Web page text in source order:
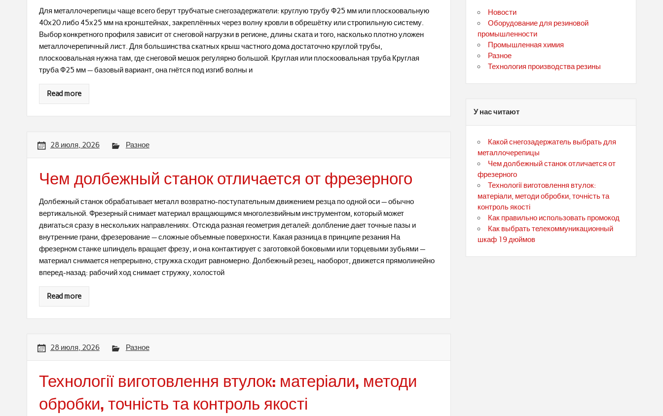
Для металлочерепицы чаще всего берут трубчатые снегозадержатели: круглую трубу Ф25 мм или плоскоовальную
40х20 либо 45х25 мм на кронштейнах, закреплённых через волну кровли в обрешётку или стропильную систему.
Выбор конкретного профиля зависит от снеговой нагрузки в регионе, длины ската и того, насколько плотно уложен
металлочерепичный лист. Для большинства скатных крыш частного дома достаточно круглой трубы,
плоскоовальная нужна там, где снеговой мешок регулярно большой. Круглая или плоскоовальная труба Круглая
труба Ф25 мм — базовый вариант, она гнётся под изгиб волны и
Read more
28 июля, 2026 Разное
Чем долбежный станок отличается от фрезерного
Долбежный станок обрабатывает металл возвратно-поступательным движением резца по одной оси — обычно
вертикальной. Фрезерный снимает материал вращающимся многолезвийным инструментом, который может
двигаться сразу в нескольких направлениях. Отсюда разная геометрия деталей: долбление дает точные пазы и
внутренние грани, фрезерование — сложные объемные поверхности. Какая разница в принципе резания На
фрезерном станке шпиндель вращает фрезу, и она контактирует с заготовкой боковыми или торцевыми зубьями —
материал снимается непрерывно, стружка сходит равномерно. Долбежный резец, наоборот, движется прямолинейно
вперед-назад: рабочий ход снимает стружку, холостой
Read more
28 июля, 2026 Разное
Технології виготовлення втулок: матеріали, методи
обробки, точність та контроль якості
Новости
Оборудование для резиновой
промышленности
Промышленная химия
Разное
Технология производства резины
У нас читают
Какой снегозадержатель выбрать для
металлочерепицы
Чем долбежный станок отличается от
фрезерного
Технології виготовлення втулок:
матеріали, методи обробки, точність та
контроль якості
Как правильно использовать промокод
Как выбрать телекоммуникационный
шкаф 19 дюймов